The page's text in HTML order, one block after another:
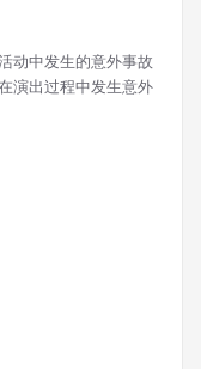
动中发生的意外事故
演出过程中发生意外